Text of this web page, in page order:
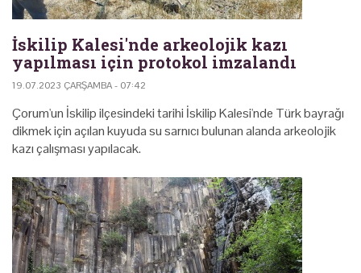
İskilip Kalesi'nde arkeolojik kazı
yapılması için protokol imzalandı
19.07.2023 ÇARŞAMBA - 07:42
Çorum'un İskilip ilçesindeki tarihi İskilip Kalesi'nde Türk bayrağı
dikmek için açılan kuyuda su sarnıcı bulunan alanda arkeolojik
kazı çalışması yapılacak.